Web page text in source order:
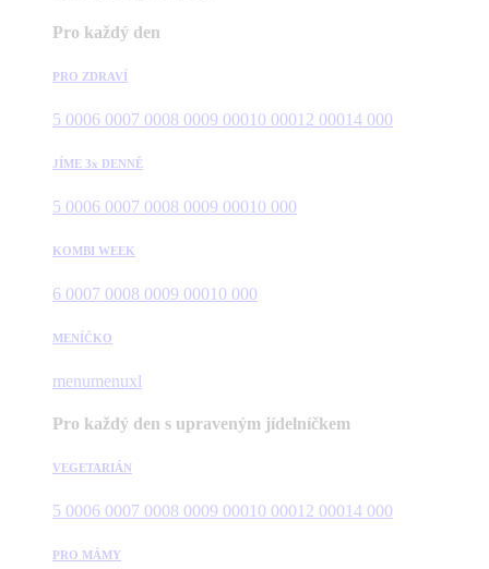
Pro každý den
PRO ZDRAVÍ
5 0006 0007 0008 0009 00010 00012 00014 000
JÍME 3x DENNĚ
5 0006 0007 0008 0009 00010 000
KOMBI WEEK
6 0007 0008 0009 00010 000
MENÍČKO
menumenuxl
Pro každý den s upraveným jídelníčkem
VEGETARIÁN
5 0006 0007 0008 0009 00010 00012 00014 000
PRO MÁMY